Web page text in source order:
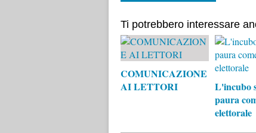
Ti potrebbero interessare
COMUNICAZIONE
AI LETTORI
L'incubo
paura
elettorale